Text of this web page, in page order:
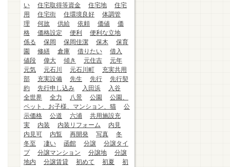
い
住宅取得等資金 住宅地
住宅
用
住宅街 住環境良好
体調管
理
何故 供給 依頼 価値
価
格
価格設定 便利
便利な立地
係る
保岡 保岡佳潔 保木
保育
園
修繕 倉庫 借りたい
借入
値段
偉大 傾き 元住吉
元年
元気
元石川 元石川町
充実共用
部
充実設備 先生 先行
先行契
約
先行申し込み 入田浜
入谷
全世界
全力 八景 公園
公園、
ペット、お子様、マンション、猫
公
示価格
公道 六浦
共用施設充
実
内装 内装リフォーム
内見
内見可
内覧 再開発 写真
冬
冬至
凄い 函館 分譲
分譲タイ
プ
分譲マンション 分譲地
分譲
地内
分譲賃貸 初めて 初夏
初